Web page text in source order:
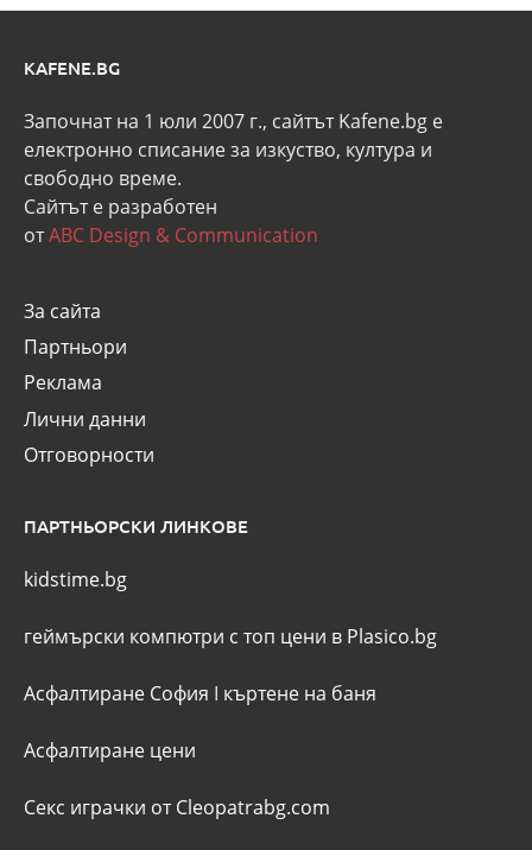
KAFENE.BG
Започнат на 1 юли 2007 г., сайтът Kafene.bg e
eлектронно списание за изкуство, култура и
свободно време.
Сайтът е разработен
отABC Design & Communication
За сайта
Партньори
Реклама
Лични данни
Отговорности
ПАРТНЬОРСКИ ЛИНКОВЕ
kidstime.bg
геймърски компютри с топ цени в Plasico.bg
Асфалтиране София I къртене на баня
Асфалтиране цени
Секс играчки от Cleopatrabg.com